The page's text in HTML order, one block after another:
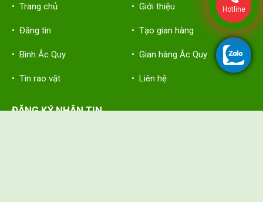
• Trang chủ • Giới thiệu
• Đăng tin • Tạo gian hàng
• Bình Ắc Quy • Gian hàng Ắc Quy
• Tin rao vặt • Liên hệ
ĐĂNG KÝ NHẬN TIN
Hotline